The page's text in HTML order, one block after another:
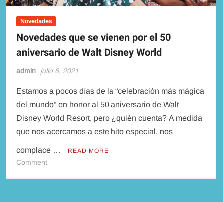
Novedades
Novedades que se vienen por el 50
aniversario de Walt Disney World
admin julio 6, 2021
Estamos a pocos días de la “celebración más mágica
del mundo” en honor al 50 aniversario de Walt
Disney World Resort, pero ¿quién cuenta? A medida
que nos acercamos a este hito especial, nos
complace … READ MORE
Commenton